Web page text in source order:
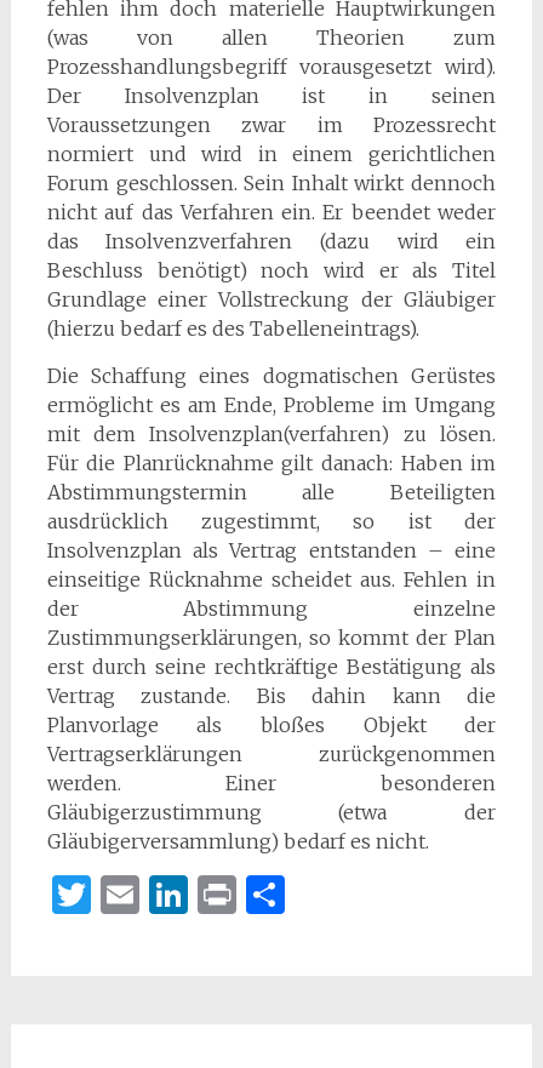
fehlen ihm doch materielle Hauptwirkungen
(was von allen Theorien zum
Prozesshandlungsbegriff vorausgesetzt wird).
Der Insolvenzplan ist in seinen
Voraussetzungen zwar im Prozessrecht
normiert und wird in einem gerichtlichen
Forum geschlossen. Sein Inhalt wirkt dennoch
nicht auf das Verfahren ein. Er beendet weder
das Insolvenzverfahren (dazu wird ein
Beschluss benötigt) noch wird er als Titel
Grundlage einer Vollstreckung der Gläubiger
(hierzu bedarf es des Tabelleneintrags).
Die Schaffung eines dogmatischen Gerüstes
ermöglicht es am Ende, Probleme im Umgang
mit dem Insolvenzplan(verfahren) zu lösen.
Für die Planrücknahme gilt danach: Haben im
Abstimmungstermin alle Beteiligten
ausdrücklich zugestimmt, so ist der
Insolvenzplan als Vertrag entstanden – eine
einseitige Rücknahme scheidet aus. Fehlen in
der Abstimmung einzelne
Zustimmungserklärungen, so kommt der Plan
erst durch seine rechtkräftige Bestätigung als
Vertrag zustande. Bis dahin kann die
Planvorlage als bloßes Objekt der
Vertragserklärungen zurückgenommen
werden. Einer besonderen
Gläubigerzustimmung (etwa der
Gläubigerversammlung) bedarf es nicht.
Twitter
Email
LinkedIn
PrintTeilen